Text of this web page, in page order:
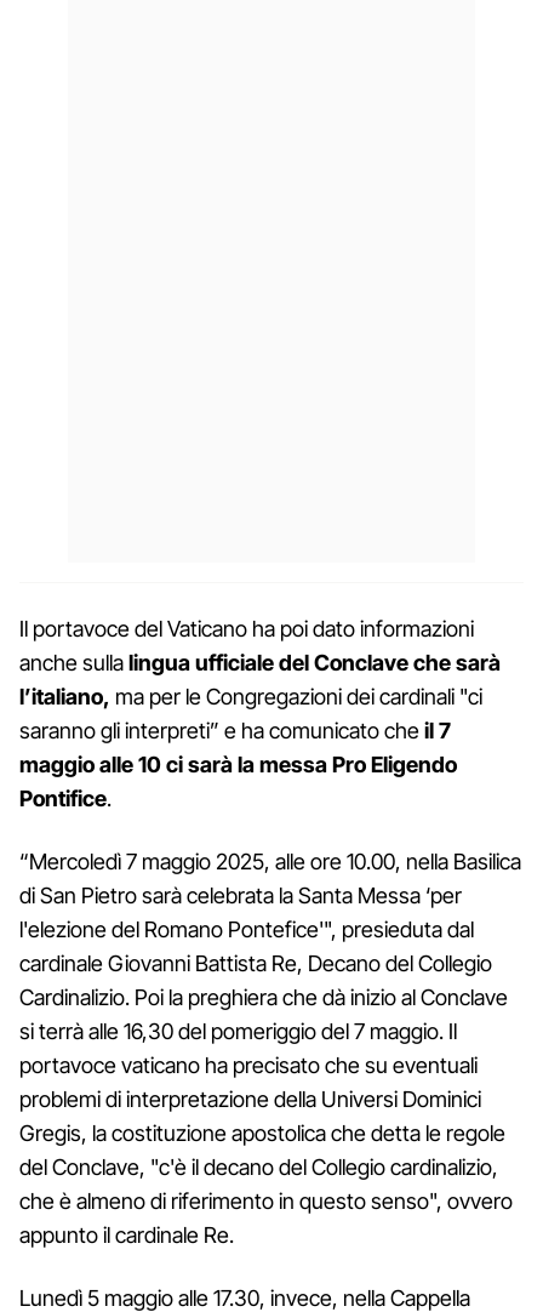
Il portavoce del Vaticano ha poi dato informazioni
anche sullalingua ufficiale del Conclave che sarà
l’italiano, ma per le Congregazioni dei cardinali "ci
saranno gli interpreti” e ha comunicato cheil 7
maggio alle 10 ci sarà la messa Pro Eligendo
Pontifice.
“Mercoledì 7 maggio 2025, alle ore 10.00, nella Basilica
di San Pietro sarà celebrata la Santa Messa ‘per
l'elezione del Romano Pontefice'", presieduta dal
cardinale Giovanni Battista Re, Decano del Collegio
Cardinalizio. Poi la preghiera che dà inizio al Conclave
si terrà alle 16,30 del pomeriggio del 7 maggio. Il
portavoce vaticano ha precisato che su eventuali
problemi di interpretazione della Universi Dominici
Gregis, la costituzione apostolica che detta le regole
del Conclave, "c'è il decano del Collegio cardinalizio,
che è almeno di riferimento in questo senso", ovvero
appunto il cardinale Re.
Lunedì 5 maggio alle 17.30, invece, nella Cappella